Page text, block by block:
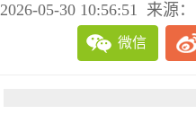
2026-05-30 10:56:51 来源：
微信